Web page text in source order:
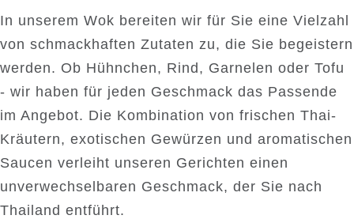
In unserem Wok bereiten wir für Sie eine Vielzahl
von schmackhaften Zutaten zu, die Sie begeistern
werden. Ob Hühnchen, Rind, Garnelen oder Tofu
- wir haben für jeden Geschmack das Passende
im Angebot. Die Kombination von frischen Thai-
Kräutern, exotischen Gewürzen und aromatischen
Saucen verleiht unseren Gerichten einen
unverwechselbaren Geschmack, der Sie nach
Thailand entführt.